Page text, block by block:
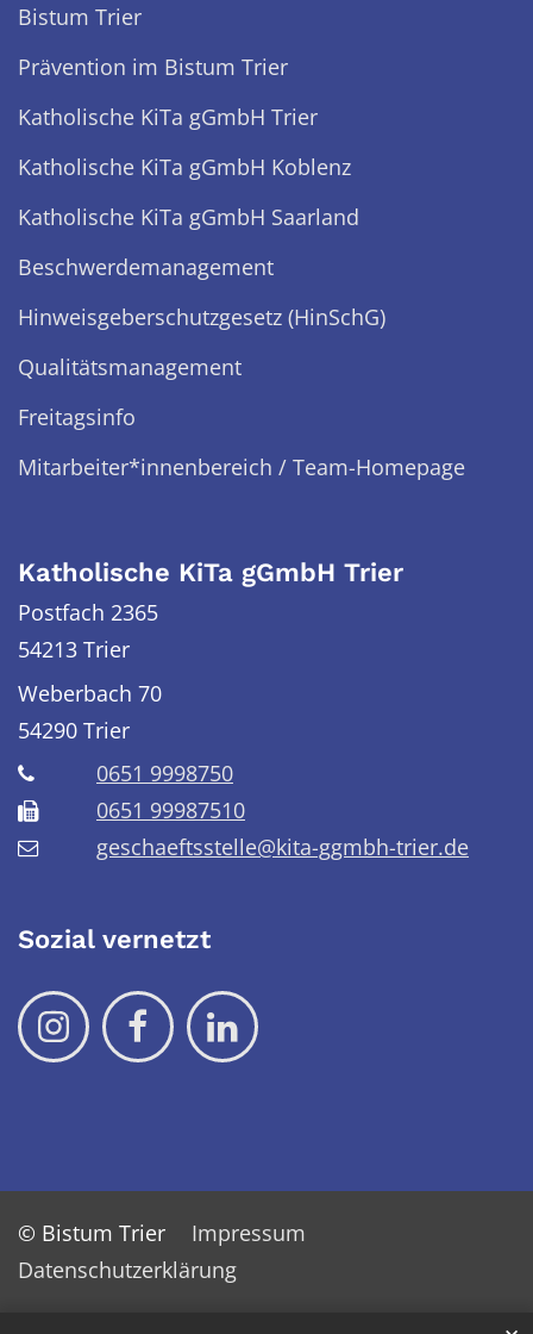
Bistum Trier
Prävention im Bistum Trier
Katholische KiTa gGmbH Trier
Katholische KiTa gGmbH Koblenz
Katholische KiTa gGmbH Saarland
Beschwerdemanagement
Hinweisgeberschutzgesetz (HinSchG)
Qualitätsmanagement
Freitagsinfo
Mitarbeiter*innenbereich / Team-Homepage
Katholische KiTa gGmbH Trier
Postfach 2365
54213 Trier
Weberbach 70
54290 Trier
0651 9998750
0651 99987510
geschaeftsstelle@kita-ggmbh-trier.de
Sozial vernetzt
© Bistum Trier
Impressum
Datenschutzerklärung